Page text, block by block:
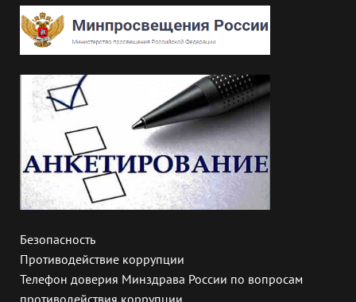
Безопасность
Противодействие коррупции
Телефон доверия Минздрава России по вопросам
противодействия коррупции